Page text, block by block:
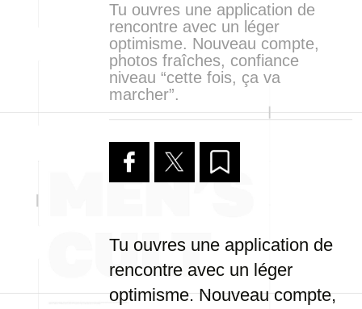
Tu ouvres une application de
rencontre avec un léger
optimisme. Nouveau compte,
photos fraîches, confiance
niveau “cette fois, ça va
marcher”.
Tu ouvres une application de
rencontre avec un léger
optimisme. Nouveau compte,